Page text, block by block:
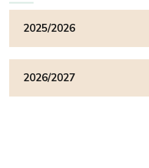
2025/2026
2026/2027